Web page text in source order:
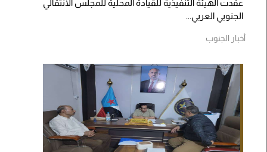
​عقدت الهيئة التنفيذية للقيادة المحلية للمجلس الانتقالي
الجنوبي العربي...
أخبار الجنوب